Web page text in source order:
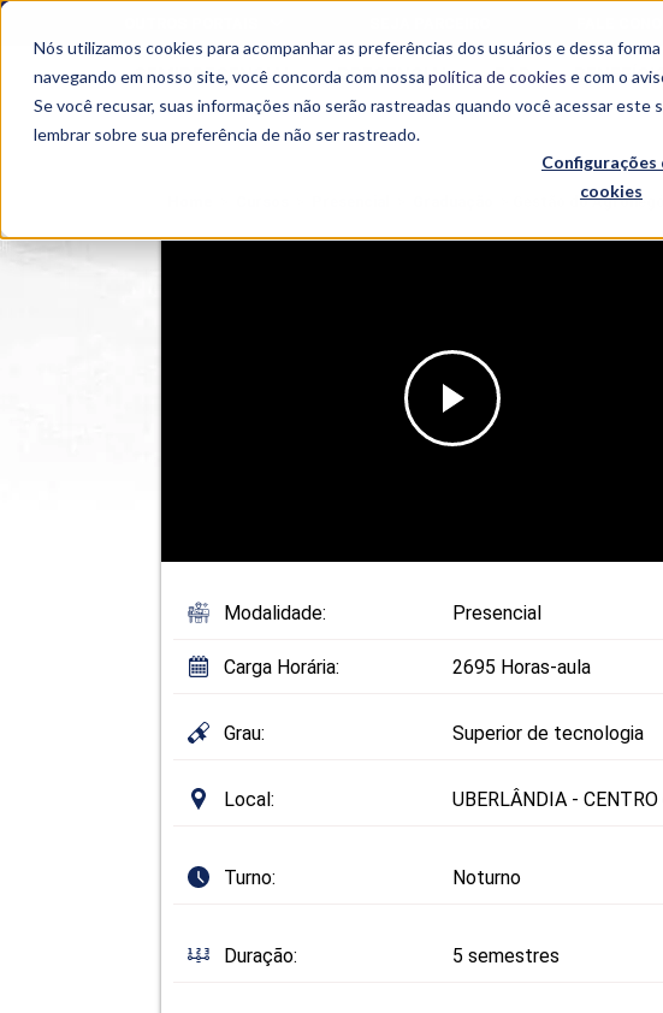
Nós utilizamos cookies para acompanhar as preferências dos usuários e dessa
navegando em nosso site, você concorda com nossa política de cookies e com o
Se você recusar, suas informações não serão rastreadas quando você acessar este
lembrar sobre sua preferência de não ser rastreado.
Configurações
cookies
SEMIPRESENCIAL PRESENCIAL EAD
Gestão do
Modalidade: Presencial
Carga Horária: 2695 Horas-aula
Grau: Superior de tecnologia
Local: UBERLÂNDIA - CENTRO
Turno: Noturno
Duração: 5 semestres